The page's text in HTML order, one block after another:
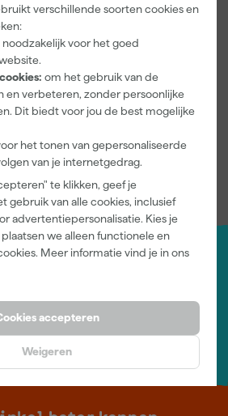
verschillende soorten cookies en
noodzakelijk voor het goed
om het gebruik van de
en verbeteren, zonder persoonlijke
Dit biedt voor jou de best mogelijke
het tonen van gepersonaliseerde
van je internetgedrag.
te klikken, geef je
gebruik van alle cookies, inclusief
advertentiepersonalisatie. Kies je
we alleen functionele en
Meer informatie vind je in ons
accepteren
Weigeren
gevoelig voor vocht waardoor het
en dus eruit valt na verloop van tijd.
betalen zich altijd terug. Een
mits goed aangebracht, zeker 5 tot 6
van het buitenschilderwerk op ramen
van de conditie van het
dat niet in orde is, kan condensvocht
nieuwsbrief
met één van onze specialisten.